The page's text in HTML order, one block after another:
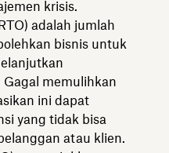
krisis.
adalah jumlah
bisnis untuk
Gagal memulihkan
ini dapat
yang tidak bisa
atau klien.